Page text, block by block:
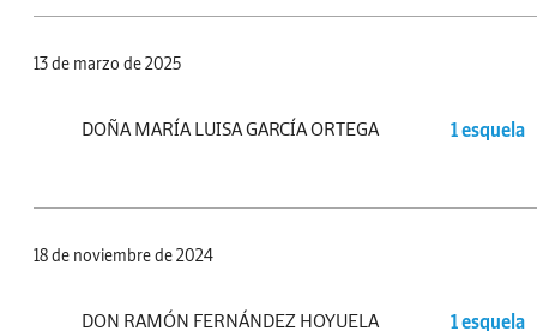
13 de marzo de 2025
DOÑA MARÍA LUISA GARCÍA ORTEGA 1 esquela
18 de noviembre de 2024
DON RAMÓN FERNÁNDEZ HOYUELA 1 esquela